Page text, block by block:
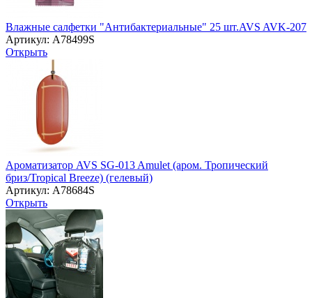
Влажные салфетки "Антибактериальные" 25 шт.AVS AVK-207
Артикул: A78499S
Открыть
Ароматизатор AVS SG-013 Amulet (аром. Тропический
бриз/Tropical Breeze) (гелевый)
Артикул: A78684S
Открыть